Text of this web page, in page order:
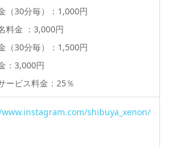
（30分毎）：1,000円
料金 ：3,000円
（30分毎）：1,500円
：3,000円
ービス料金：25％
shibuya_xenon/